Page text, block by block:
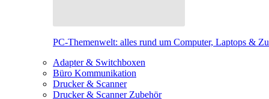
PC-Themenwelt: alles rund um Computer, Laptops &
Adapter & Switchboxen
Büro Kommunikation
Drucker & Scanner
Drucker & Scanner Zubehör